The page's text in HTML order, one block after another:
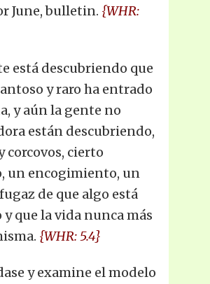
June, bulletin. {WHR:
está descubriendo que
y raro ha entrado
y aún la gente no
están descubriendo,
corcovos, cierto
un encogimiento, un
de que algo está
y que la vida nunca más
{WHR: 5.4}
y examine el modelo